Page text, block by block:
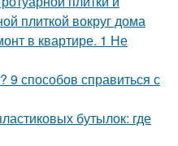
плиткой вокруг дома
в квартире. 1 Не
9 способов справиться с
бутылок: где